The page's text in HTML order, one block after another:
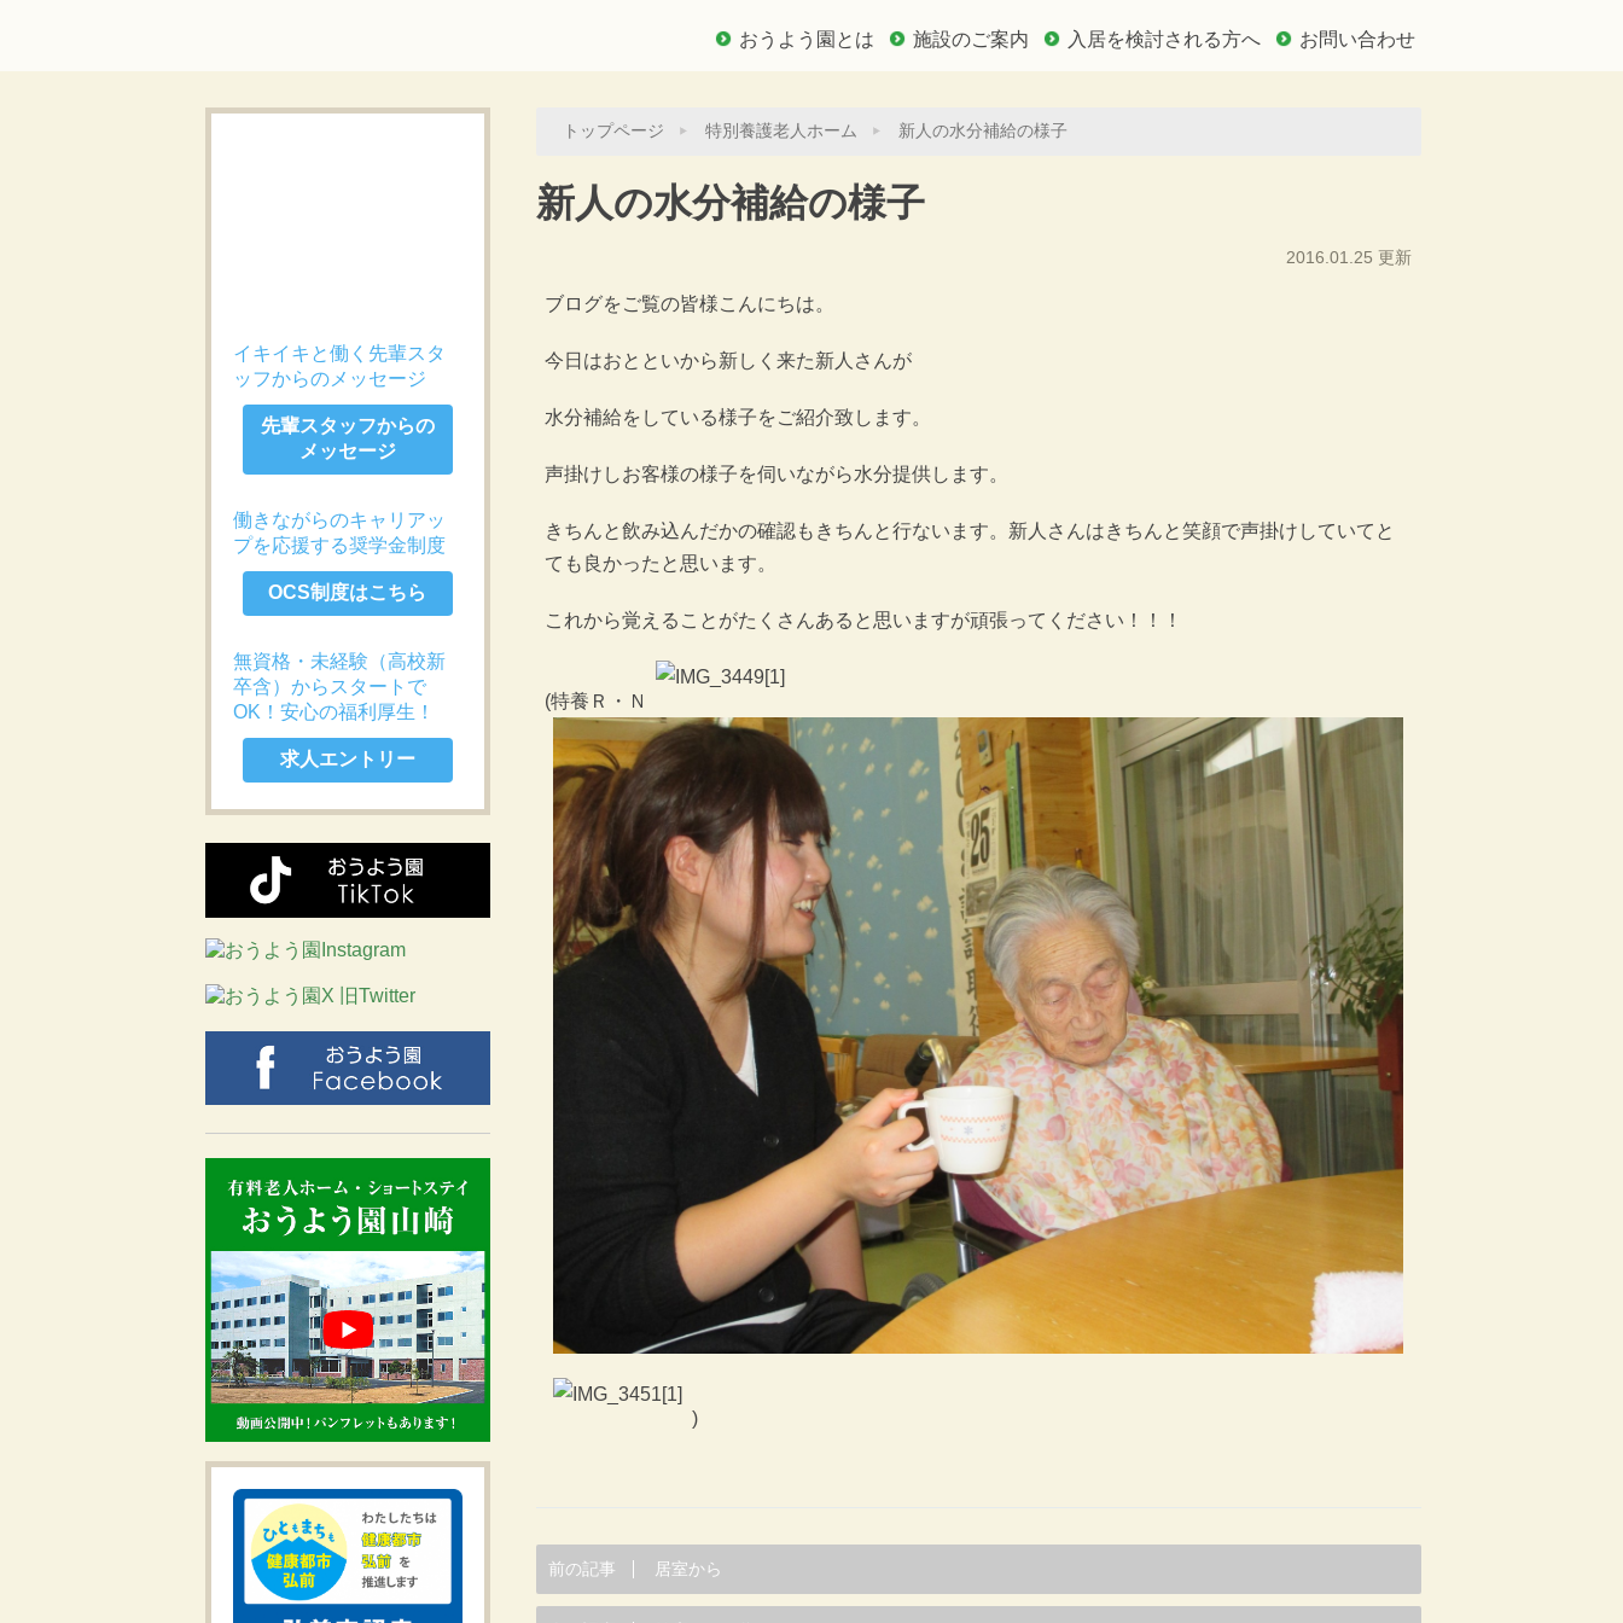
おうよう園とは 施設のご案内 入居を検討される方へ お問い合わせ
トップページ 特別養護老人ホーム 新人の水分補給の様子
新人の水分補給の様子
2016.01.25 更新
ブログをご覧の皆様こんにちは。
今日はおとといから新しく来た新人さんが
水分補給をしている様子をご紹介致します。
声掛けしお客様の様子を伺いながら水分提供します。
きちんと飲み込んだかの確認もきちんと行ないます。新人さんはきちんと笑顔で声掛けしていてと
ても良かったと思います。
これから覚えることがたくさんあると思いますが頑張ってください！！！
(特養Ｒ・Ｎ
)
前の記事 居室から
イキイキと働く先輩スタ
ッフからのメッセージ
先輩スタッフからの
メッセージ
働きながらのキャリアッ
プを応援する奨学金制度
OCS制度はこちら
無資格・未経験（高校新
卒含）からスタートで
OK！安心の福利厚生！
求人エントリー